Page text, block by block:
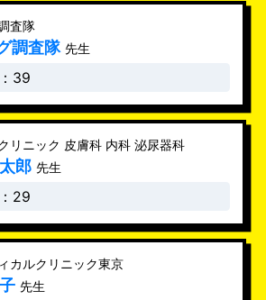
査隊
調査隊 先生
39
リニック 皮膚科 内科 泌尿器科
郎 先生
29
カルクリニック東京
先生